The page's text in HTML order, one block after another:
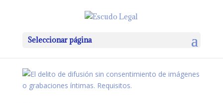
Seleccionar página